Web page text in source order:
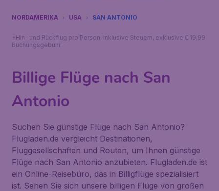
NORDAMERIKA USA SAN ANTONIO
*Hin- und Rückflug pro Person, inklusive Steuern, exklusive € 19,99
Buchungsgebühr.
Billige Flüge nach San
Antonio
Suchen Sie günstige Flüge nach San Antonio?
Flugladen.de vergleicht Destinationen,
Fluggesellschaften und Routen, um Ihnen günstige
Flüge nach San Antonio anzubieten. Flugladen.de ist
ein Online-Reisebüro, das in Billigflüge spezialisiert
ist. Sehen Sie sich unsere billigen Flüge von großen